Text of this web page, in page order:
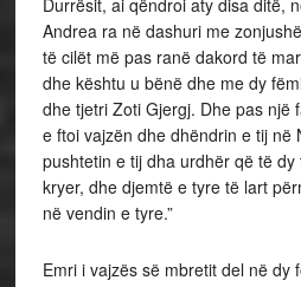
Durrësit, ai qëndroi aty disa ditë,
Andrea ra në dashuri me
të cilët më pas ranë dakord të
dhe kështu u bënë dhe me dy
dhe tjetri Zoti Gjergj. Dhe pas një
e ftoi vajzën dhe dhëndrin e tij në
pushtetin e tij dha urdhër që të
kryer, dhe djemtë e tyre të lart
në vendin e tyre.”
Emri i vajzës së mbretit del në dy